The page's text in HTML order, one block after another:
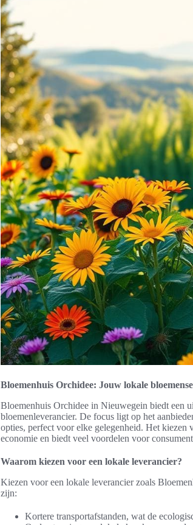
Bloemenhuis Orchidee: Jouw lokale
Bloemenhuis Orchidee in Nieuwegein biedt een
bloemenleverancier. De focus ligt op het
opties, perfect voor elke gelegenheid. Het kiezen
economie en biedt veel voordelen voor
Waarom kiezen voor een lokale leverancier?
Kiezen voor een lokale leverancier zoals
zijn:
Kortere transportafstanden, wat de